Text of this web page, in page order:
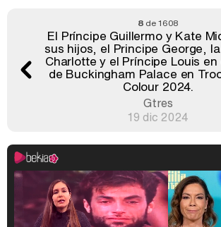
8 de 1608
El Príncipe Guillermo y Kate
sus hijos, el Principe George,
Charlotte y el Príncipe Louis
de Buckingham Palace en
Colour 2024.
Gtres
19 dic 2024